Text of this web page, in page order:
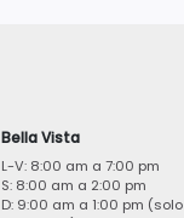
Bella Vista
L-V: 8:00 am a 7:00 pm
S: 8:00 am a 2:00 pm
D: 9:00 am a 1:00 pm (solo